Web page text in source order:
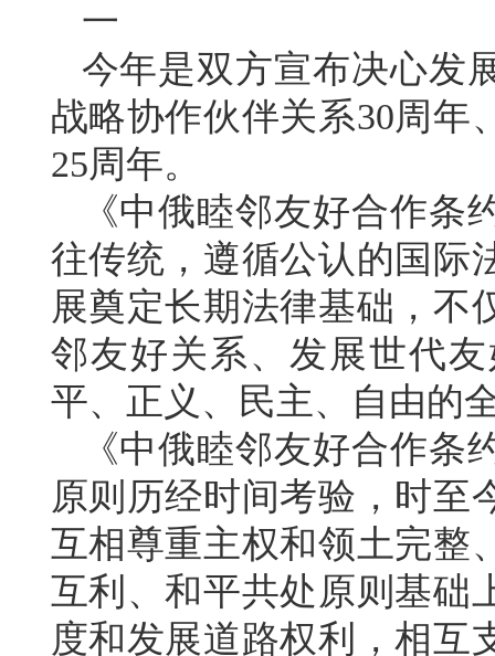
一
今年是双方宣布决心发
战略协作伙伴关系30周年
25周年。
《中俄睦邻友好合作
往传统，遵循公认的国际
展奠定长期法律基础，不
邻友好关系、发展世代
平、正义、民主、自由的
《中俄睦邻友好合作
原则历经时间考验，时至
互相尊重主权和领土完整
互利、和平共处原则基础
度和发展道路权利，相互